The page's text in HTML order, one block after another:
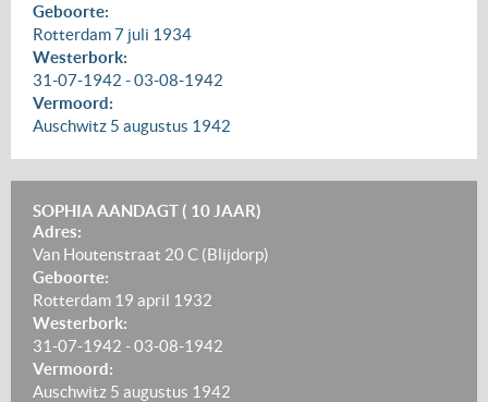
Geboorte:
Rotterdam7 juli 1934
Westerbork:
31-07-1942 -03-08-1942
Vermoord:
Auschwitz 5 augustus 1942
SOPHIA AANDAGT ( 10 JAAR)
Adres:
Van Houtenstraat 20 C (Blijdorp)
Geboorte:
Rotterdam 19 april 1932
Westerbork:
31-07-1942 -03-08-1942
Vermoord:
Auschwitz 5 augustus 1942